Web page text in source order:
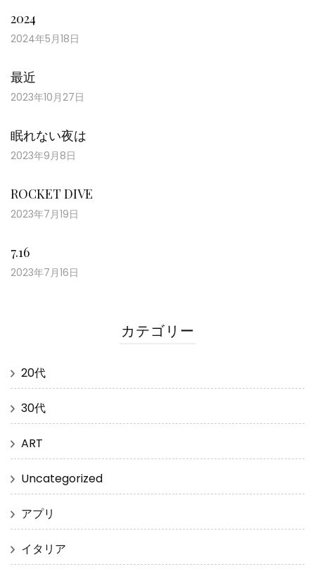
2024
2024年5月18日
最近
2023年10月27日
眠れない夜は
2023年9月8日
ROCKET DIVE
2023年7月19日
7.16
2023年7月16日
カテゴリー
20代
30代
ART
Uncategorized
アプリ
イタリア